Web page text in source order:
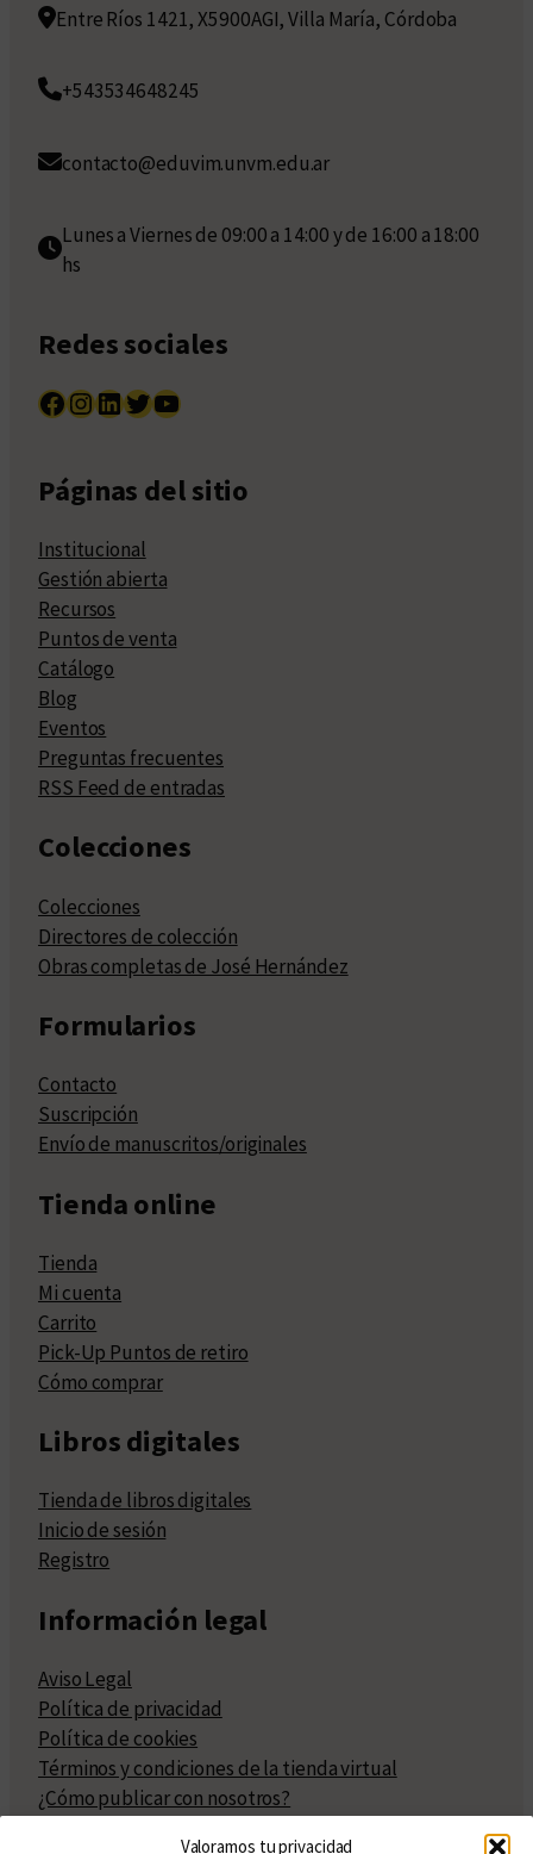
Valoramos tu privacidad
Entre Ríos 1421, X5900AGI, Villa María, Córdoba
+543534648245
contacto@eduvim.unvm.edu.ar
Lunes a Viernes de 09:00 a 14:00 y de 16:00 a 18:00
hs
Redes sociales
Facebook InstagramLinkedIn Twitter YouTube
Páginas del sitio
Institucional
Gestión abierta
Recursos
Puntos de venta
Catálogo
Blog
Eventos
Preguntas frecuentes
RSS Feed de entradas
Colecciones
Colecciones
Directores de colección
Obras completas de José Hernández
Formularios
Contacto
Suscripción
Envío de manuscritos/originales
Tienda online
Tienda
Mi cuenta
Carrito
Pick-Up Puntos de retiro
Cómo comprar
Libros digitales
Tienda de libros digitales
Inicio de sesión
Registro
Información legal
Aviso Legal
Política de privacidad
Política de cookies
Términos y condiciones de la tienda virtual
¿Cómo publicar con nosotros?